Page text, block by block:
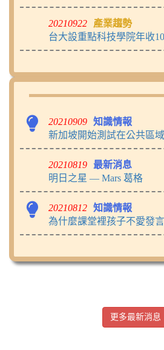
20210922
產業趨勢
20210909 知識情報
新加坡開始測試在公共區
20210819
最新消息
明日之星 — Mars 葛格
20210812 知識情報
更多最新消息